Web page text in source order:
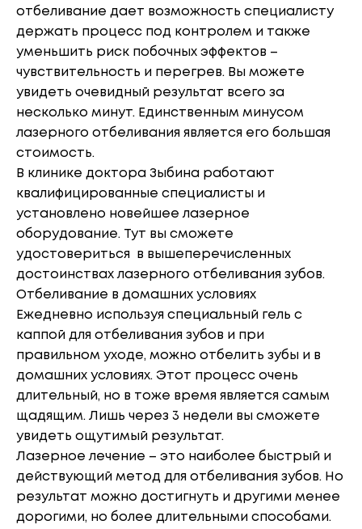
отбеливание дает возможность специалисту
держать процесс под контролем и также
уменьшить риск побочных эффектов –
чувствительность и перегрев. Вы можете
увидеть очевидный результат всего за
несколько минут. Единственным минусом
лазерного отбеливания является его большая
стоимость.
В клинике доктора Зыбина работают
квалифицированные специалисты и
установлено новейшее лазерное
оборудование. Тут вы сможете
удостовериться в вышеперечисленных
достоинствах лазерного отбеливания зубов.
Отбеливание в домашних условиях
Ежедневно используя специальный гель с
каппой для отбеливания зубов и при
правильном уходе, можно отбелить зубы и в
домашних условиях. Этот процесс очень
длительный, но в тоже время является самым
щадящим. Лишь через 3 недели вы сможете
увидеть ощутимый результат.
Лазерное лечение – это наиболее быстрый и
действующий метод для отбеливания зубов. Но
результат можно достигнуть и другими менее
дорогими, но более длительными способами.